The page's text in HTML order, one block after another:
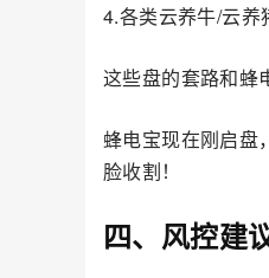
4.各类云养牛/云养
这些盘的套路和
蜂电宝现在刚启盘
脸收割！
四、风控建议